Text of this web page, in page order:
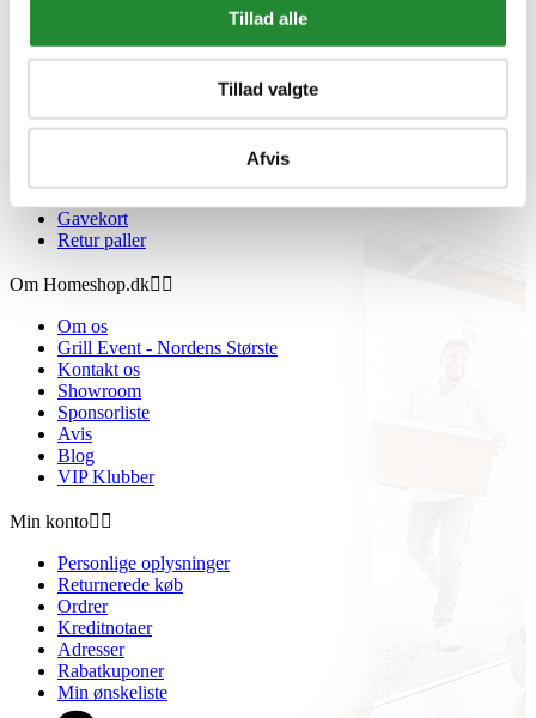
Tillad alle
Tillad valgte
Afvis
Information
Beregnere
Cookie- og privatlivspolitik
Gavekort
Retur paller
Om Homeshop.dk 
Om os
Grill Event - Nordens Største
Kontakt os
Showroom
Sponsorliste
Avis
Blog
VIP Klubber
Min konto 
Personlige oplysninger
Returnerede køb
Ordrer
Kreditnotaer
Adresser
Rabatkuponer
Min ønskeliste